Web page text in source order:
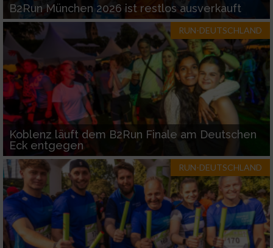
B2Run München 2026 ist restlos ausverkauft
RUN-DEUTSCHLAND
Koblenz läuft dem B2Run Finale am Deutschen
Eck entgegen
RUN-DEUTSCHLAND